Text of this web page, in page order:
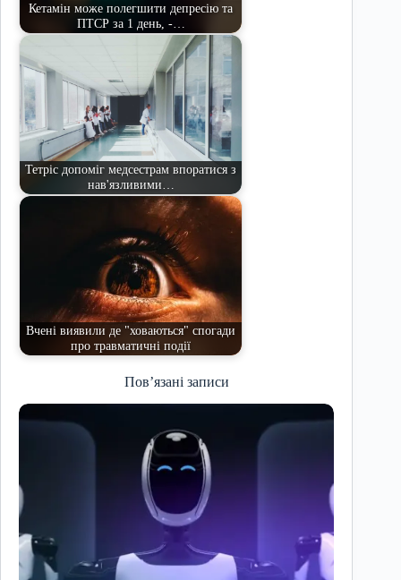
Кетамін може полегшити депресію та
ПТСР за 1 день, -…
Тетріс допоміг медсестрам впоратися з
нав'язливими…
Вчені виявили де "ховаються" спогади
про травматичні події
Пов’язані записи